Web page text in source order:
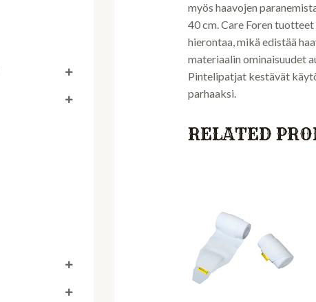
myös haavojen
40 cm. Care Foren
hierontaa, mikä edistää
materiaalin ominaisuudet
Pintelipatjat kestävät
parhaaksi.
RELATED